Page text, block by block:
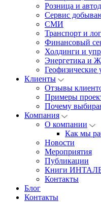
Розница и
Сервис
СМИ
Транспорт и
Финансовый
Холдинги и
Энергетика и
Геофизические
Клиенты
Отзывы
Примеры
Почему
Компания
О компании
Как мы
Новости
Мероприятия
Публикации
Книги
Контакты
Блог
Контакты